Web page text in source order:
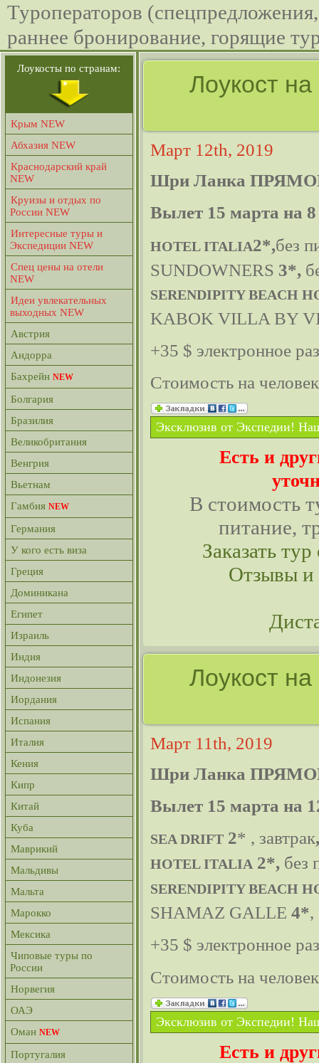
Туроператоров (спецпредложения,
раннее бронирование, горящие
Лоукост
Март 12th, 2019
Шри Ланка
Вылет 15 марта на
HOTEL ITALIA2*,без
SUNDOWNERS 3*,
SERENDIPITY BEACH
KABOK VILLA BY
+35 $ электронное
Стоимость на
Эксклюзив от Экспедии!
Есть и
В стоимость
питание,
Заказать
Отзывы и
Лоукост
Март 11th, 2019
Шри Ланка
Вылет 15 марта на
SEA DRIFT 2* , завтрак
HOTEL ITALIA 2*, без
SERENDIPITY BEACH
SHAMAZ GALLE 4*,
+35 $ электронное
Стоимость на
Эксклюзив от Экспедии!
Есть и
Лоукосты по странам:
Крым NEW
Абхазия NEW
Краснодарский край
NEW
Круизы и отдых по
России NEW
Интересные туры и
Экспедиции NEW
Спец цены на отели
NEW
Идеи увлекательных
выходных NEW
Австрия
Андорра
Бахрейн NEW
Болгария
Бразилия
Великобритания
Венгрия
Вьетнам
Гамбия NEW
Германия
У кого есть виза
Греция
Доминикана
Египет
Израиль
Индия
Индонезия
Иордания
Испания
Италия
Кения
Кипр
Китай
Куба
Маврикий
Мальдивы
Мальта
Марокко
Мексика
Чиповые туры по
России
Норвегия
ОАЭ
Оман NEW
Португалия